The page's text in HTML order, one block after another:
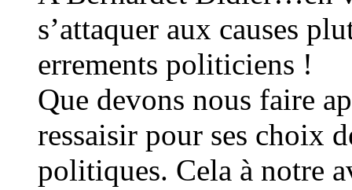
s’attaquer aux causes
errements politiciens !
Que devons nous faire
ressaisir pour ses choix
politiques. Cela à notre